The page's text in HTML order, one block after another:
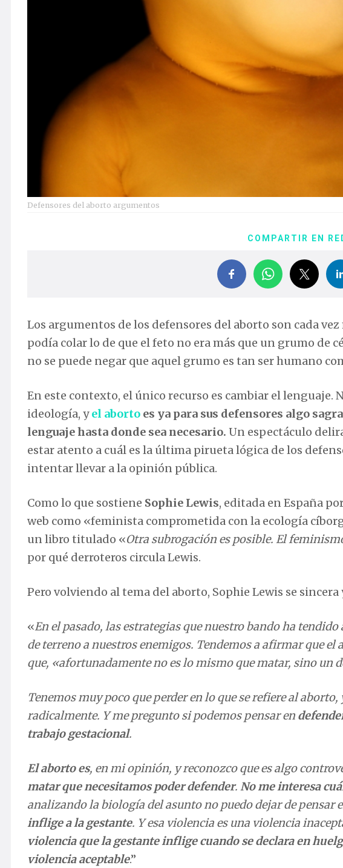
Defensores del aborto argumentos
COMPARTIR EN
Los argumentos de los defensores del aborto son cada
podía colar lo de que el feto no era más que un grumo de
no se puede negar que aquel grumo es tan ser humano
En este contexto, el único recurso es cambiar el
ideología, yel aborto es ya para sus defensores algo
lenguaje hasta donde sea necesario. Un espectáculo
estar atento a cuál es la última pirueta lógica de los
intentar llevar a la opinión pública.
Como lo que sostiene Sophie Lewis, editada en España
web como «feminista comprometida con la ecología
un libro titulado «Otra subrogación es posible. El
por qué derroteros circula Lewis.
Pero volviendo al tema del aborto, Sophie Lewis se
«En el pasado, las estrategias que nuestro bando ha
de terreno a nuestros enemigos. Tendemos a afirmar que
que, «afortunadamente no es lo mismo que matar, sino un
Tenemos muy poco que perder en lo que se refiere al
radicalmente. Y me pregunto si podemos pensar en
trabajo gestacional.
El aborto es, en mi opinión, y reconozco que es algo
matar que necesitamos poder defender. No me interesa
analizando la biología del asunto no puedo dejar de pensar
inflige a la gestante. Y esa violencia es una violencia
violencia que la gestante inflige cuando se declara en
violencia aceptable.”